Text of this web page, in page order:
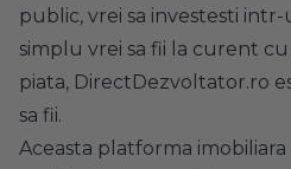
public, vrei sa investesti
simplu vrei sa fii la curent
piata, DirectDezvoltator.ro
sa fii.
Aceasta platforma